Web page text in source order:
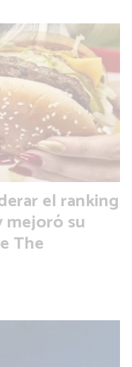
el ranking
mejoró su
The